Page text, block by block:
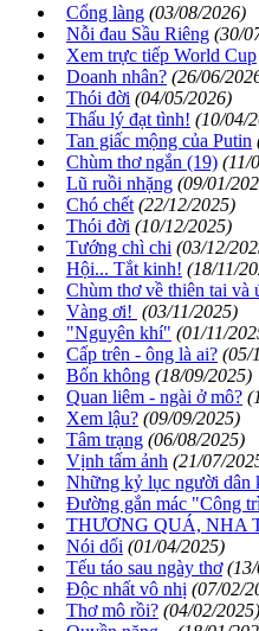
Cổng làng (03/08/2026)
Nỗi đau Sầu Riêng (30/
Xem trực tiếp World Cup
Doanh nhân? (26/06/
Thói đời (04/05/2026)
Thấu lý đạt tình! (10/04/
Tan giấc mộng của Putin
Chùm thơ ngắn (19) (11/
Lũ ruồi nhặng (09/01/
Chó chết (22/12/2025)
Thói đời (10/12/2025)
Tướng chì chi (03/12/
Hội... Tắt kinh! (18/11/
Chùm thơ về thiên tai và
Vàng ơi! (03/11/2025)
"Nguyên khí" (01/11/
Cấp trên - ông là ai? (05/
Bốn không (18/09/2025)
Quan liêm - ngài ở mô?
Xem lậu? (09/09/2025)
Tâm trạng (06/08/2025)
Vịnh tấm ảnh (21/07/
Những kỷ lục người dân
Đường gắn mác "Công
THƯƠNG QUÁ, NHA
Nói dối (01/04/2025)
Tếu táo sau ngày thơ
Độc nhất vô nhị (07/02/
Thơ mô rồi? (04/02/2025)